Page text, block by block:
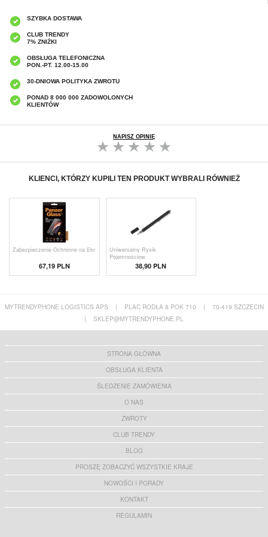
SZYBKA DOSTAWA
CLUB TRENDY
7% ZNIŻKI
OBSŁUGA TELEFONICZNA
PON.-PT. 12.00-15.00
30-DNIOWA POLITYKA ZWROTU
PONAD 8 000 000 ZADOWOLONYCH
KLIENTÓW
NAPISZ OPINIĘ
KLIENCI, KTÓRZY KUPILI TEN PRODUKT WYBRALI RÓWNIEŻ
Zabezpieczenie Ochronne na Ekr
67,19 PLN
Uniwersalny Rysik
Pojemnościow
38,90 PLN
MYTRENDYPHONE LOGISTICS APS | PLAC RODŁA 8 POK 710 |
70-419 SZCZECIN
|
SKLEP@MYTRENDYPHONE.PL
STRONA GŁÓWNA
OBSŁUGA KLIENTA
ŚLEDZENIE ZAMÓWIENIA
O NAS
ZWROTY
CLUB TRENDY
BLOG
PROSZĘ ZOBACZYĆ WSZYSTKIE KRAJE
NOWOŚCI I PORADY
KONTAKT
REGULAMIN